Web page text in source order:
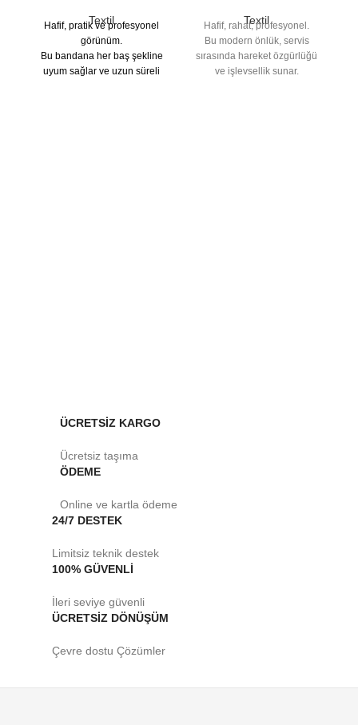
Textil
Hafif, pratik ve profesyonel
görünüm.
Bu bandana her baş şekline
uyum sağlar ve uzun süreli
Textil
Hafif, rahat, profesyonel.
Bu modern önlük, servis
sırasında hareket özgürlüğü
ve işlevsellik sunar.
ÜCRETSİZ KARGO
Ücretsiz taşıma
ÖDEME
Online ve kartla ödeme
24/7 DESTEK
Limitsiz teknik destek
100% GÜVENLİ
İleri seviye güvenli
ÜCRETSİZ DÖNÜŞÜM
Çevre dostu Çözümler